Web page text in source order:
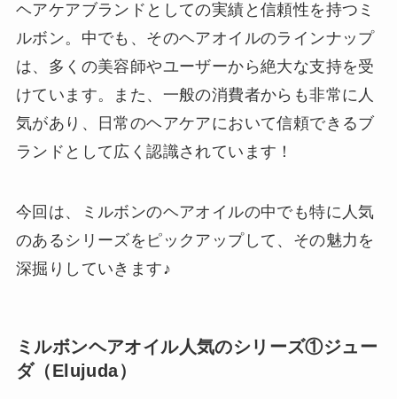
ヘアケアブランドとしての実績と信頼性を持つミ
ルボン。中でも、そのヘアオイルのラインナップ
は、多くの美容師やユーザーから絶大な支持を受
けています。また、一般の消費者からも非常に人
気があり、日常のヘアケアにおいて信頼できるブ
ランドとして広く認識されています！
今回は、ミルボンのヘアオイルの中でも特に人気
のあるシリーズをピックアップして、その魅力を
深掘りしていきます♪
ミルボンヘアオイル人気のシリーズ①ジュー
ダ（Elujuda）